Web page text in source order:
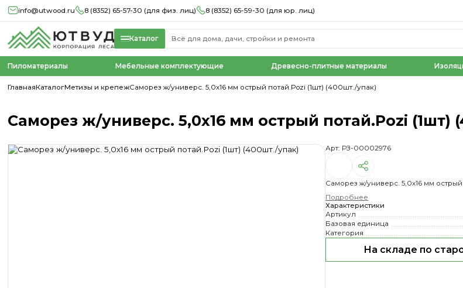
info@utwood.ru 8 (8352) 65-57-30 (для физ. лиц) 8 (8352) 65-59-30 (для юр. лиц)
Каталог
Пиломатериалы Мебельные комплектующие Древесно-плитные материалы
ГлавнаяКаталогМетизы и крепежСаморез ж/универс. 5,0х16 мм острый потай.Pozi (1шт) (400шт./упак)
Саморез ж/универс. 5,0х16 мм острый потай.Pozi (1шт)
Арт: РЗ-00002976
Саморез ж/универс. 5,0х16 мм
Подробнее
Характеристики
Артикул
Базовая единица
Категория
На складе по